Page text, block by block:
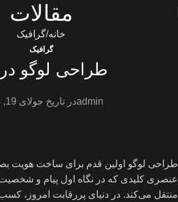
مقالات
خانه گرافیک
گرافیک
طراحی لوگو
adminدر تاریخ جولای 19, 2025
طراحی لوگو اولین قدم برای ساخت هویت
عنصری کلیدی که در نگاه اول پیام و
منتقل می‌کند. در دنیای پررقابت امروز،